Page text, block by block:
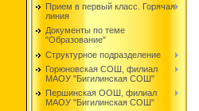
Прием в первый класс. Горячая
линия
Документы по теме
"Образование"
Структурное подразделение
Горюновская СОШ, филиал
МАОУ "Бигилинская СОШ"
Першинская ООШ, филиал
МАОУ "Бигилинская СОШ"